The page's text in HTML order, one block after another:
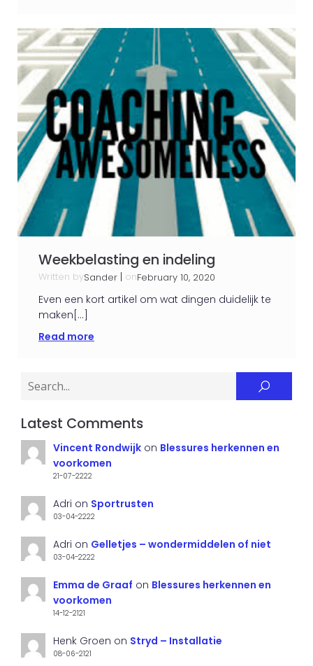
Weekbelasting en indeling
Written bySander onFebruary 10, 2020
Even een kort artikel om wat dingen duidelijk te
maken[…]
Read more
Latest Comments
Vincent Rondwijkon Blessures herkennen en
voorkomen
21-07-2222
Adri on Sportrusten
03-04-2222
Adri on Gelletjes – wondermiddelen of niet
03-04-2222
Emma de Graaf on Blessures herkennen en
voorkomen
14-12-2121
Henk Groen on Stryd – Installatie
08-06-2121